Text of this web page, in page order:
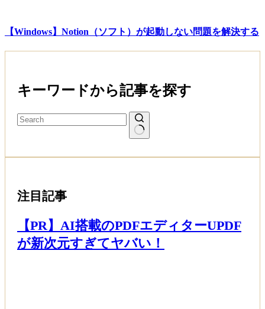
【Windows】Notion（ソフト）が起動しない問題を解決する
キーワードから記事を探す
注目記事
【PR】AI搭載のPDFエディターUPDF
が新次元すぎてヤバい！